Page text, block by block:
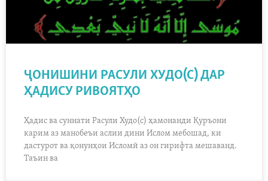
ҶОНИШИНИ РАСУЛИ ХУДО(С) ДАР
ҲАДИСУ РИВОЯТҲО
Ҳадис ва суннати Расули Худо(с) ҳамонанди Қуръони
карим аз манобеъи аслии дини Ислом мебошад, ки
дастурот ва қонунҳои Исломӣ аз он гирифта мешаванд.
Таъин ва